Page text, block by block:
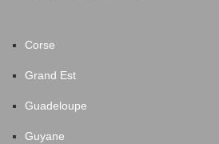
Corse
Grand Est
Guadeloupe
Guyane